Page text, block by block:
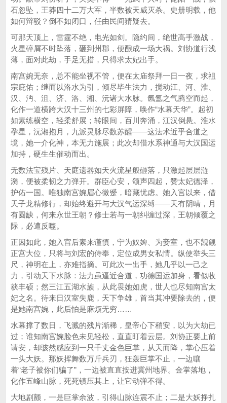
石忽坠，王莽四十二万大军，半数被天威灭杀。史册明载，他
如何辩驳？倒不如闭口，任由民间猜疑去。
可那天顶上，雷霆不绝，电光如剑。隐约间，绝世高手激战，
火星碎屑不时坠落，砸到州郡，便酿成一场大祸。刘协道行浅
薄，面对此劫，手足无措，只得求太妃出手。
南宫婉无奈，总不能坐视不管，便在太庙祭拜一日一夜，求祖
宗庇佑；继而以洛水为引，倾尽毕生法力，搅动江、河、淮、
汉、沔、沮、济、洛、湘、沅诸大水脉。氤氲之气腾空而起，
化作一道横跨大汉十三州的七彩屏障，唤作“水幕天华”。起初
如素练横空，轻柔舒展；转眼间，百川奔涌，江汉倒悬。淮水
孕星，沅湘抱月，九派灵脉尽数苏醒——这法术近乎合道之
境，她一介化神，本无力施展；此次却借水系神通与大汉国运
加持，硬生生催动而出。
无数法宝残片、天庭遗器如天火流星般砸落，只激起层层涟
漪，便被柔韧之力弹开。群臣心安，颂声四起，赞太妃德泽，
护佑一国。唯独南宫婉眉心微蹙，暗藏忧虑。她入宫以来，借
天子龙精修行，却始终避开与大汉气运深缚——天有阴晴，月
有圆缺，何来永世王朝？修士若与一朝纠缠过深，王朝倾覆之
际，必遭反噬。
正因如此，她入宫后素来谨慎，宁为奴婢、为妾室，也不觊觎
正宫大位，只将与刘宏的侍奉，定位成男女私情。纵使举头三
尺，神明在上，亦难指摘。可此次一出手，她几乎以一己之
力，引动天下水脉：法力虽逼近合道，功德国运加身，看似收
获丰硕；然三江五湖水族，从此畏她如虎，世人也尽知南宫太
妃之名。待来日汉室失鹿，天下争雄，首当其冲要除去的，便
是她南宫婉，此后怕是麻烦无穷……
水幕撑了数日，飞溅的残片渐稀，皇帝心下稍安，以为大劫已
过；谁知南宫婉脸色未见轻松，直直盯着云层。刘协正要上前
请安，却骇然感应到一只千丈金色巨掌，从天而降，掌心压着
一头大妖。那妖挥舞数万斤兵刃，狂轰巨掌不止，一边嚷
着“老子被你们骗了”，一边被直直按进冀州地界。金掌落地，
化作五峰山脉，死死镇压其上，让它动弹不得。
大地剧颤，一是巨掌余波，引得山脉连震不止；二是大妖挣扎